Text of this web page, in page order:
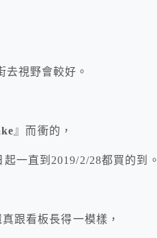
去視野會較好。
』而衝的，
一直到2019/2/28都買的到。
跟看板長得一模樣，